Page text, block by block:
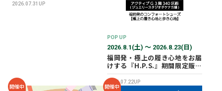
2026.07.31UP
POP UP
2026.8.1(土) 〜 2026.8.23(日)
福岡発・極上の履き心地をお届
けする『H.P.S.』期間限定販売
会を開催✨
2026.07.22UP
開催中 開催中